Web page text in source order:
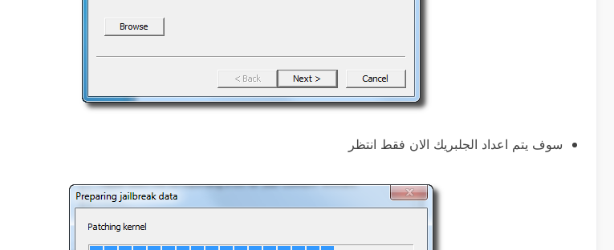
سوف يتم اعداد الجلبريك الان فقط انتظر